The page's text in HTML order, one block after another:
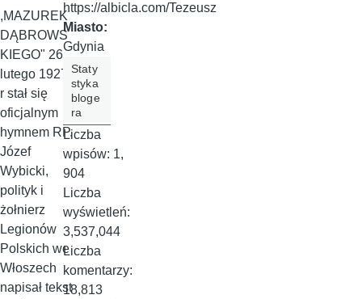
,MAZUREK
DĄBROWS
KIEGO" 26
lutego 1927
r stał się
oficjalnym
hymnem RP.
Józef
Wybicki,
polityk i
żołnierz
Legionów
Polskich we
Włoszech
napisał tekst
https://albicla.com/Tezeusz
Miasto:
Gdynia
Staty
styka
bloge
ra
Liczba
wpisów: 1,
904
Liczba
wyświetleń:
3,537,044
Liczba
komentarzy:
18,813